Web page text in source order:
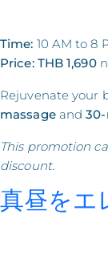
Time: 10 AM to 8
Price: THB 1,690
Rejuvenate your
massageand
This promotion
discount.
真昼をエ